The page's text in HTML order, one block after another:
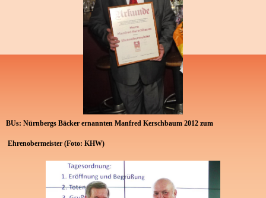
BUs: Nürnbergs Bäcker ernannten Manfred Kerschbaum 2012 zum
Ehrenobermeister (Foto: KHW)